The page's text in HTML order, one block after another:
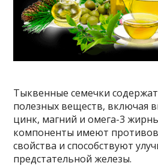
Тыквенные семечки
полезных веществ, включая
цинк, магний и омега-3
компоненты имеют
свойства и способствуют
предстательной железы.